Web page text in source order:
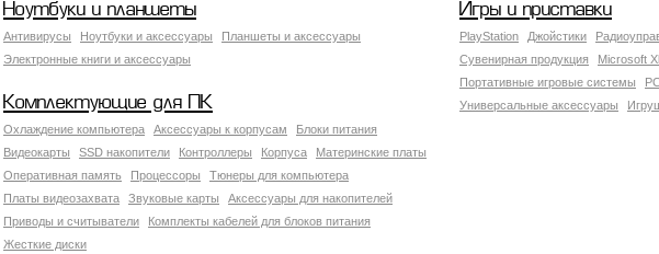
Ноутбуки и планшеты
Антивирусы Ноутбуки и аксессуары
Планшеты и аксессуары
Электронные книги и аксессуары
Игры и приставки
PlayStation Джойстики
Сувенирная продукция
Microsoft
Портативные игровые системы
Универсальные аксессуары
Комплектующие для ПК
Охлаждение компьютера Аксессуары к корпусам
Блоки питания
Видеокарты
SSD накопители Контроллеры Корпуса
Материнские платы
Оперативная память
Процессоры
Тюнеры для компьютера
Платы видеозахвата
Звуковые карты
Аксессуары для накопителей
Приводы и считыватели
Комплекты кабелей для блоков питания
Жесткие диски